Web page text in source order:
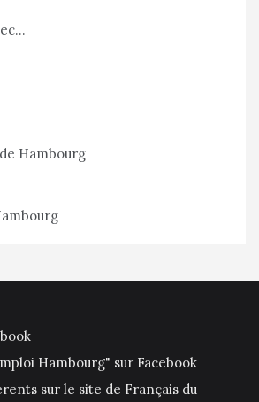
Hambourg
Hambourg" sur Facebook
sur le site de Français du